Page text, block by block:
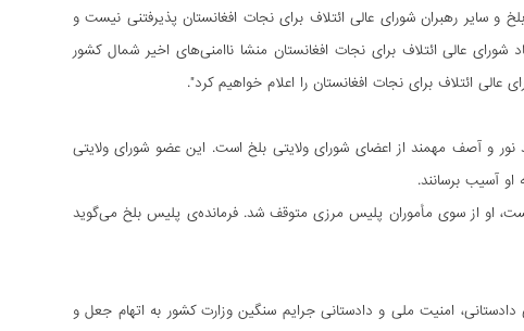
سایر رهبران شورای عالی ائتلاف برای نجات افغانستان پذیرفتنی نیست و
عالی ائتلاف برای نجات افغانستان منشا ناامنی‌های اخیر شمال کشور
ائتلاف برای نجات افغانستان را اعلام خواهیم کرد".
نور و آصف مهمند از اعضای شورای ولایتی بلخ است. این عضو شورای ولایتی
او آسیب برسانند.
نشست، او از سوی مأموران پلیس مرزی متوقف شد. فرمانده‌ی پلیس بلخ می‌گوید
امنیت ملی و دادستانی جرایم سنگین وزارت کشور به اتهام جعل و